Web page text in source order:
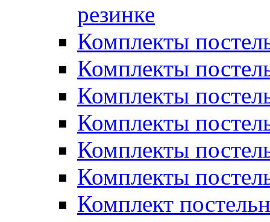
резинке
Комплекты
Комплекты
Комплекты
Комплекты
Комплекты
Комплекты
Комплект